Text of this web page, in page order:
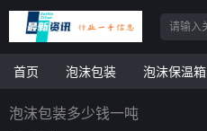
首页 泡沫包装 泡沫保温箱
泡沫包装多少钱一吨